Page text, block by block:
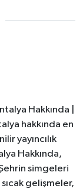
Hakkında |
hakkında en
yayıncılık
Hakkında,
simgeleri
sıcak gelişmeler,